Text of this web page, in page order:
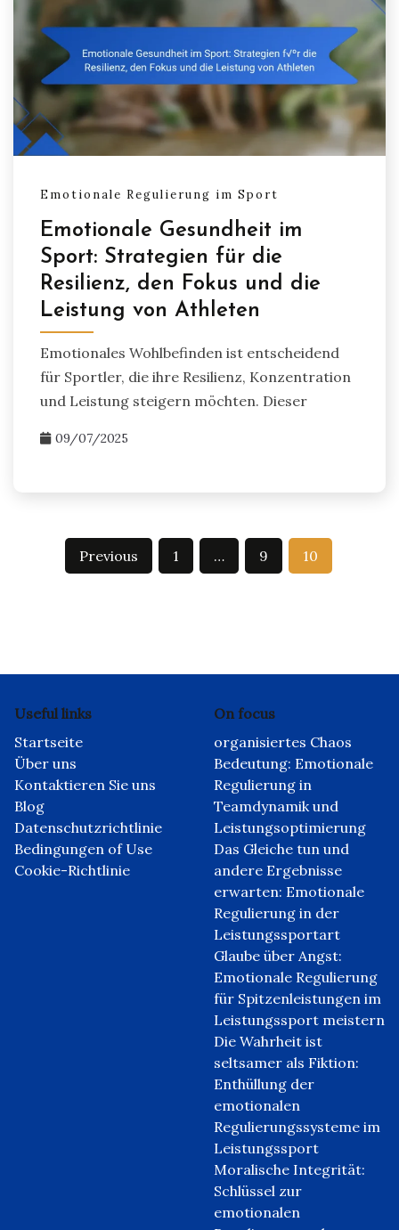
Emotionale Regulierung im Sport
Emotionale Gesundheit im
Sport: Strategien für die
Resilienz, den Fokus und die
Leistung von Athleten
Emotionales Wohlbefinden ist entscheidend
für Sportler, die ihre Resilienz, Konzentration
und Leistung steigern möchten. Dieser
09/07/2025
Previous 1 … 9 10
Useful links
Startseite
Über uns
Kontaktieren Sie uns
Blog
Datenschutzrichtlinie
Bedingungen of Use
Cookie-Richtlinie
On focus
organisiertes Chaos
Bedeutung: Emotionale
Regulierung in
Teamdynamik und
Leistungsoptimierung
Das Gleiche tun und
andere Ergebnisse
erwarten: Emotionale
Regulierung in der
Leistungssportart
Glaube über Angst:
Emotionale Regulierung
für Spitzenleistungen im
Leistungssport meistern
Die Wahrheit ist
seltsamer als Fiktion:
Enthüllung der
emotionalen
Regulierungssysteme im
Leistungssport
Moralische Integrität:
Schlüssel zur
emotionalen